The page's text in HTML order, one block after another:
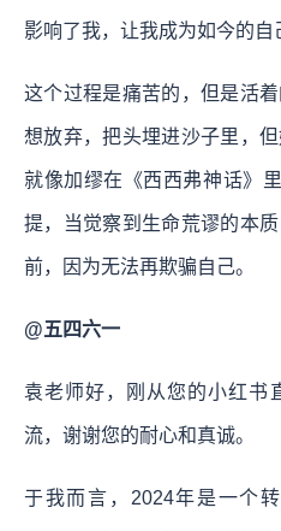
影响了我，让我成为如今的自
这个过程是痛苦的，但是活
想放弃，把头埋进沙子里，
就像加缪在《西西弗神话》
提，当觉察到生命荒谬的本
前，因为无法再欺骗自己。
@五四六一
袁老师好，刚从您的小红书
流，谢谢您的耐心和真诚。
于我而言，2024年是一个